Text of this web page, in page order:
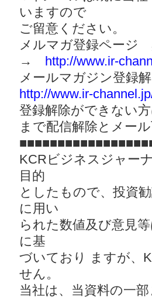
いますので
ご留意ください。
メルマガ登録ページ
→ http://www.ir-
メールマガジン登録
http://www.ir-
登録解除ができない
まで配信解除とメー
KCRビジネスジャー
目的
としたもので、投資
に用い
られた数値及び意見
に基
づいており ますが、
せん。
当社は、当資料の一